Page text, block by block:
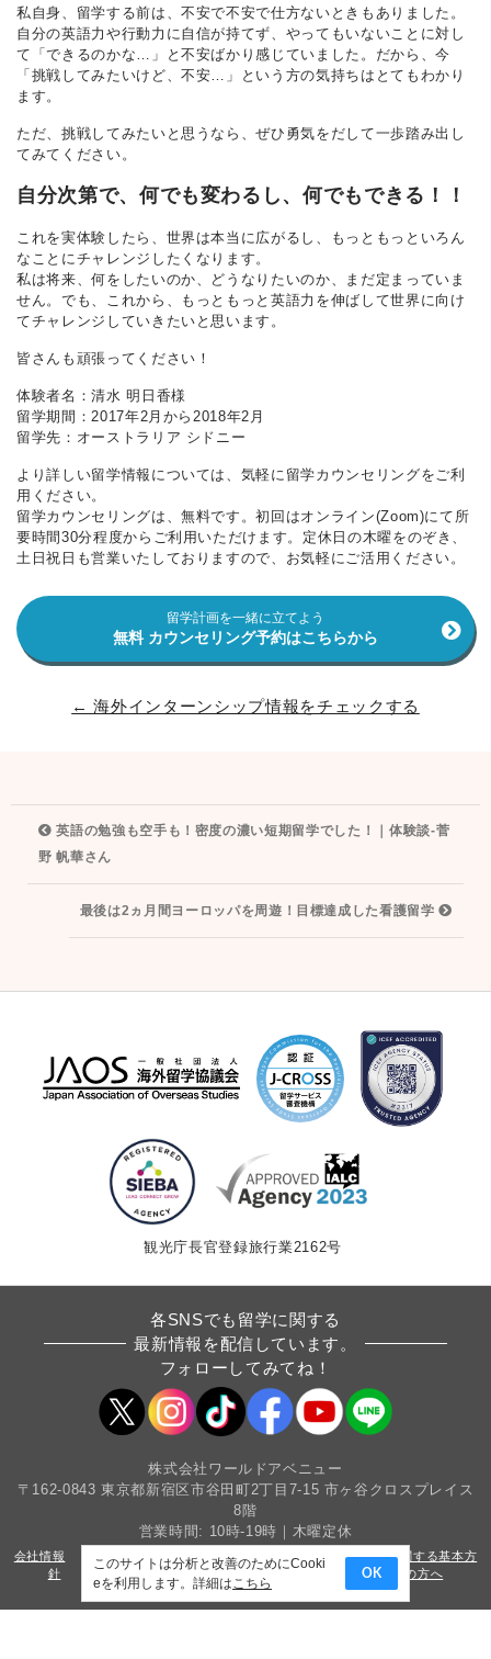
このサイトは分析と改善のためにCooki
eを利用します。詳細はこちら
OK
私自身、留学する前は、不安で不安で仕方ないときもありました。
自分の英語力や行動力に自信が持てず、やってもいないことに対し
て「できるのかな…」と不安ばかり感じていました。だから、今
「挑戦してみたいけど、不安…」という方の気持ちはとてもわかり
ます。
ただ、挑戦してみたいと思うなら、ぜひ勇気をだして一歩踏み出し
てみてください。
自分次第で、何でも変わるし、何でもできる！！
これを実体験したら、世界は本当に広がるし、もっともっといろん
なことにチャレンジしたくなります。
私は将来、何をしたいのか、どうなりたいのか、まだ定まっていま
せん。でも、これから、もっともっと英語力を伸ばして世界に向け
てチャレンジしていきたいと思います。
皆さんも頑張ってください！
体験者名：清水 明日香様
留学期間：2017年2月から2018年2月
留学先：オーストラリア シドニー
より詳しい留学情報については、気軽に留学カウンセリングをご利
用ください。
留学カウンセリングは、無料です。初回はオンライン(Zoom)にて所
要時間30分程度からご利用いただけます。定休日の木曜をのぞき、
土日祝日も営業いたしておりますので、お気軽にご活用ください。
留学計画を一緒に立てよう
無料 カウンセリング予約はこちらから
← 海外インターンシップ情報をチェックする
英語の勉強も空手も！密度の濃い短期留学でした！｜体験談‐菅
野 帆華さん
最後は2ヵ月間ヨーロッパを周遊！目標達成した看護留学
観光庁長官登録旅行業2162号
各SNSでも留学に関する
最新情報を配信しています。
フォローしてみてね！
株式会社ワールドアベニュー
〒162-0843 東京都新宿区市谷田町2丁目7-15 市ヶ谷クロスプレイス
8階
営業時間: 10時-19時｜木曜定休
会社情報 採用情報 条件書・約款
カスタマーハラスメントに関する基本方
針
サイトマップ プライバシーポリシー 法人・教育機関の方へ
Copyright(c) World Avenue Co.,Ltd. All Rights Reserved